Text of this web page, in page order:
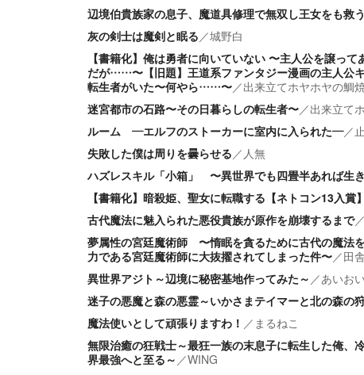
辺境伯貴族家の息子、魔道具修理で無双し王女をも救う
灰の剣士は魔剣と眠る／城野白
【書籍化】俺は勇者に向いていない 〜主人公を譲っ
だが……〜【旧題】王道系ファンタジー漫画の主人公
転生者がいた〜何やら……〜／出来立てホヤホヤの鯛
迷宮都市の石路〜その日暮らしの転生者〜／出来立て
ルーム ―エルフのストーカーに室内に入られた―／
失敗した僕は周りを曇らせる／ 人無
ハズレスキル「小箱」 〜異世界でも四畳半あれば生
【書籍化】暗殺姫、聖女に転職する【ネトコン13入賞】
古代魔法に魅入られた悪役貴族が原作を崩壊するまで／
夢属性の宮廷魔術師 〜惰眠を貪るために古代の魔法
力である宮廷魔術師に大抜擢されてしまった件〜／田
異世界アジト～辺境に秘密基地作ってみた～ ／あいお
迷子の悪魔と森の悪霊～いかさまテイマーと北の森の
魔法使いとして頑張りますわ！ ／ まるねこ
無限治癒の狂戦士～最狂一族の末息子に転生した俺、
界最強へと至る～ ／WING